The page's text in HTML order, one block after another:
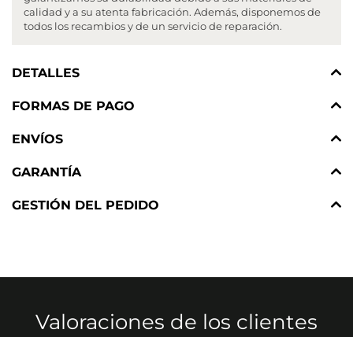
calidad y a su atenta fabricación. Además, disponemos de
todos los recambios y de un servicio de reparación.
DETALLES
FORMAS DE PAGO
ENVÍOS
GARANTÍA
GESTIÓN DEL PEDIDO
Valoraciones de los clientes